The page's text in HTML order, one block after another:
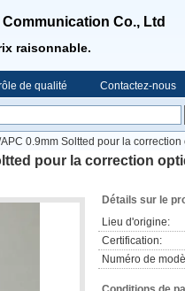
Co., Ltd
raisonnable.
de qualité Contactez-nous
0.9mm Soltted pour la
pour la correction
Détails sur le
Lieu d'origine:
Certification:
Numéro de